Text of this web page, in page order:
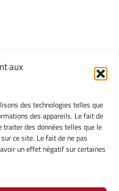
aux
des technologies telles que
des appareils. Le fait de
traiter des données telles que le
ce site. Le fait de ne pas
un effet négatif sur certaines